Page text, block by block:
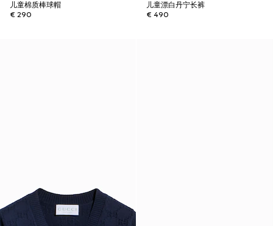
儿童棉质棒球帽
€ 290
儿童漂白丹宁长裤
€ 490